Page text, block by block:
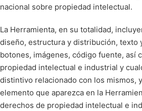
nacional sobre propiedad intelectual.
La Herramienta, en su totalidad,
diseño, estructura y distribución, texto
botones, imágenes, código fuente, así
propiedad intelectual e industrial y
distintivo relacionado con los mismos,
elemento que aparezca en la
derechos de propiedad intelectual e